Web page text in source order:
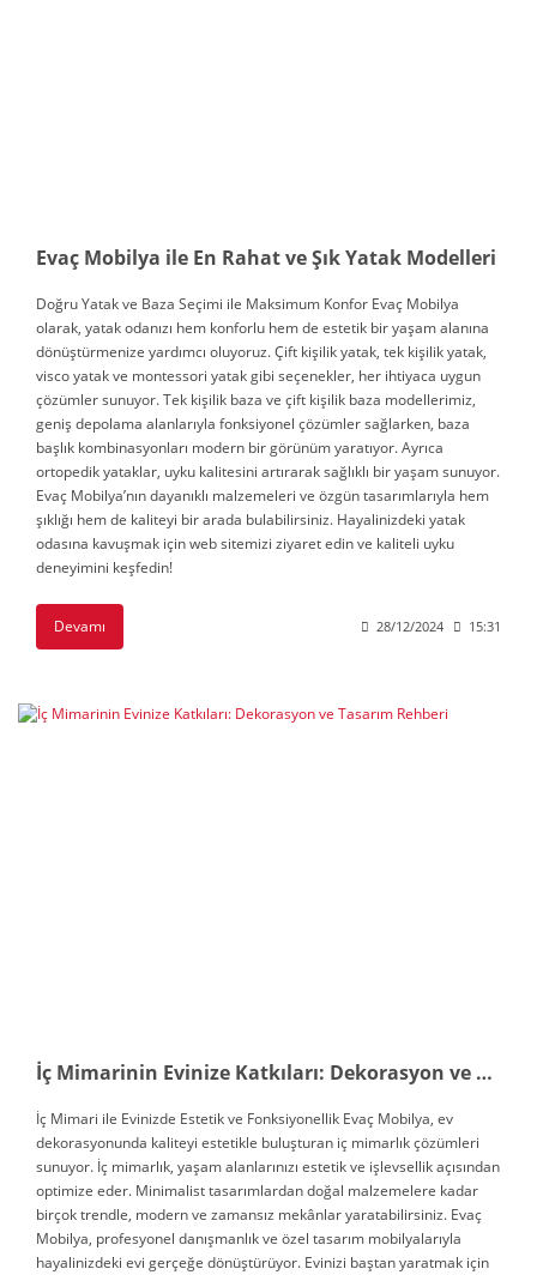
Evaç Mobilya ile En Rahat ve Şık Yatak Modelleri
Doğru Yatak ve Baza Seçimi ile Maksimum Konfor Evaç Mobilya
olarak, yatak odanızı hem konforlu hem de estetik bir yaşam alanına
dönüştürmenize yardımcı oluyoruz. Çift kişilik yatak, tek kişilik yatak,
visco yatak ve montessori yatak gibi seçenekler, her ihtiyaca uygun
çözümler sunuyor. Tek kişilik baza ve çift kişilik baza modellerimiz,
geniş depolama alanlarıyla fonksiyonel çözümler sağlarken, baza
başlık kombinasyonları modern bir görünüm yaratıyor. Ayrıca
ortopedik yataklar, uyku kalitesini artırarak sağlıklı bir yaşam sunuyor.
Evaç Mobilya’nın dayanıklı malzemeleri ve özgün tasarımlarıyla hem
şıklığı hem de kaliteyi bir arada bulabilirsiniz. Hayalinizdeki yatak
odasına kavuşmak için web sitemizi ziyaret edin ve kaliteli uyku
deneyimini keşfedin!
Devamı 28/12/2024 15:31
İç Mimarinin Evinize Katkıları: Dekorasyon ve Tasarım Rehberi
İç Mimari ile Evinizde Estetik ve Fonksiyonellik Evaç Mobilya, ev
dekorasyonunda kaliteyi estetikle buluşturan iç mimarlık çözümleri
sunuyor. İç mimarlık, yaşam alanlarınızı estetik ve işlevsellik açısından
optimize eder. Minimalist tasarımlardan doğal malzemelere kadar
birçok trendle, modern ve zamansız mekânlar yaratabilirsiniz. Evaç
Mobilya, profesyonel danışmanlık ve özel tasarım mobilyalarıyla
hayalinizdeki evi gerçeğe dönüştürüyor. Evinizi baştan yaratmak için